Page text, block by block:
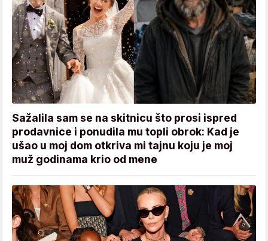
Sažalila sam se na skitnicu što prosi ispred
prodavnice i ponudila mu topli obrok: Kad je
ušao u moj dom otkriva mi tajnu koju je moj
muž godinama krio od mene